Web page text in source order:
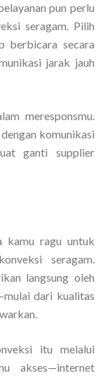
pun perlu
seragam. Pilih
berbicara secara
jarak jauh
meresponsmu.
komunikasi
ganti supplier
kamu ragu untuk
seragam.
langsung oleh
dari kualitas
itu melalui
akses—internet